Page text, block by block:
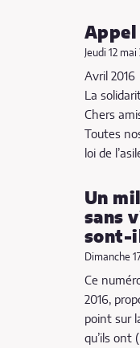
Appel
Jeudi 12 mai
Avril 2016
La
Chers
Toutes
loi de
Un
sans
sont-
Dimanche
Ce
2016,
point sur
qu’ils ont